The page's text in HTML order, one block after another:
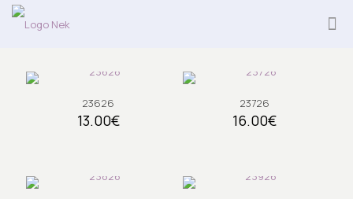
23626
13.00€
23726
16.00€